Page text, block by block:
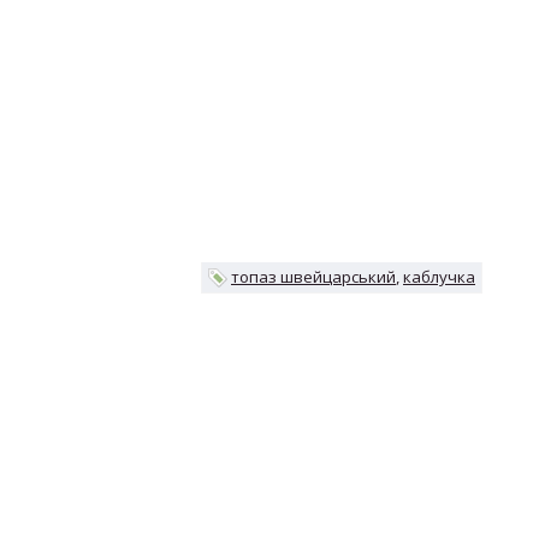
топаз швейцарський каблучка